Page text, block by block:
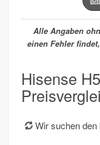
Alle Angaben
einen Fehler
Hisense
Wir suchen den